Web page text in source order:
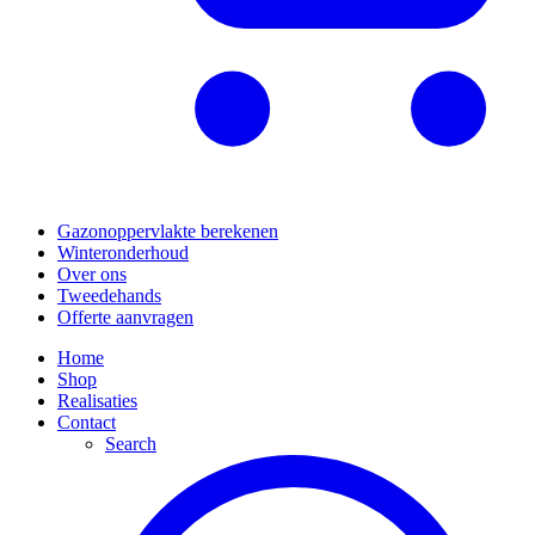
Gazonoppervlakte berekenen
Winteronderhoud
Over ons
Tweedehands
Offerte aanvragen
Home
Shop
Realisaties
Contact
Search